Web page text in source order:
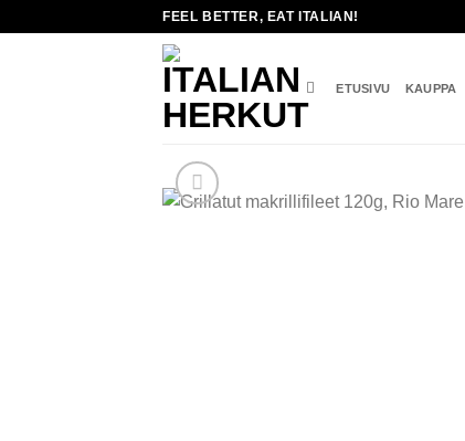
FEEL BETTER, EAT ITALIAN!
ETUSIVU KAUPPA